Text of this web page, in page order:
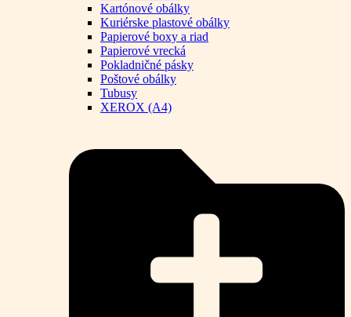
Kartónové obálky
Kuriérske plastové obálky
Papierové boxy a riad
Papierové vrecká
Pokladničné pásky
Poštové obálky
Tubusy
XEROX (A4)